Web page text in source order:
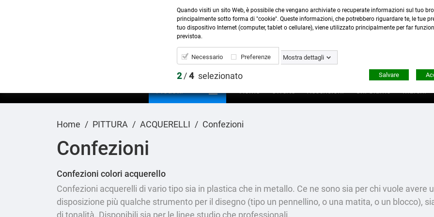
Contattaci:0423 22765- 345 8167305 -
Prodotti  Home Offerte Recensioni Chi Siamo Marchi
Home PITTURA ACQUERELLI Confezioni
Confezioni
Confezioni colori acquerello
Confezioni acquerelli di vario tipo sia in plastica che in metallo. Ce ne sono sia per chi vuole avere
disposizione più qualche strumento per il disegno (tipo un pennellino, o una matita, o un blocco),
di tonalità. Disponibili sia per le linee studio che professionali.
Quando visiti un sito Web, è possibile che vengano archiviate o recuperate informazioni sul tuo
principalmente sotto forma di "cookie". Queste informazioni, che potrebbero riguardare te, le tue
tuo dispositivo Internet (computer, tablet o cellulare), viene utilizzato principalmente per far
previstoa.
Necessario Preferenze Mostra dettagli
2/4 selezionato Salvare